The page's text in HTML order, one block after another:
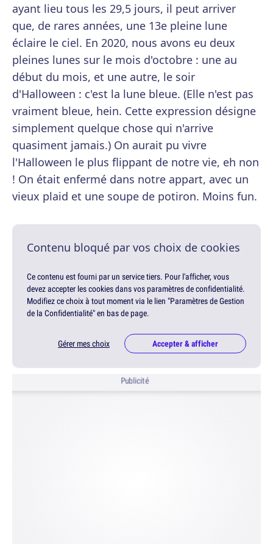
ayant lieu tous les 29,5 jours, il peut arriver
que, de rares années, une 13e pleine lune
éclaire le ciel. En 2020, nous avons eu deux
pleines lunes sur le mois d'octobre : une au
début du mois, et une autre, le soir
d'Halloween : c'est la lune bleue. (Elle n'est pas
vraiment bleue, hein. Cette expression désigne
simplement quelque chose qui n'arrive
quasiment jamais.) On aurait pu vivre
l'Halloween le plus flippant de notre vie, eh non
! On était enfermé dans notre appart, avec un
vieux plaid et une soupe de potiron. Moins fun.
Contenu bloqué par vos choix de cookies
Ce contenu est fourni par un service tiers. Pour l'afficher, vous
devez accepter les cookies dans vos paramètres de confidentialité.
Modifiez ce choix à tout moment via le lien "Paramètres de Gestion
de la Confidentialité" en bas de page.
Gérer mes choix Accepter & afficher
Publicité